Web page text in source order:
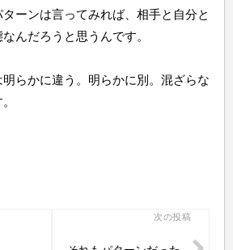
ーンは言ってみれば、相手と自分と
んだろうと思うんです。
らかに違う。明らかに別。混ざらな
次の投稿